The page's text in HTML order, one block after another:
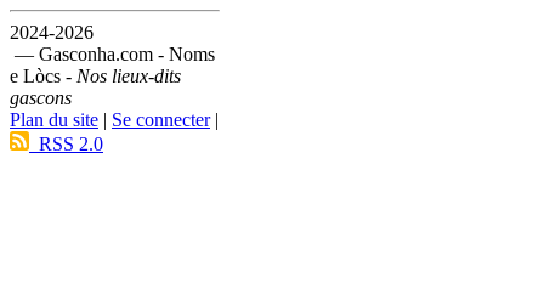
2024-2026
— Gasconha.com - Noms
e Lòcs - Nos lieux-dits
gascons
Plan du site | Se connecter|
RSS 2.0